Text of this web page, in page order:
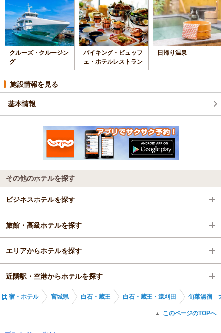
クルーズ・クルージン
グ
バイキング・ビュッフ
ェ・ホテルレストラン
日帰り温泉
施設情報を見る
基本情報
その他のホテルを探す
ビジネスホテルを探す
宮城県
白石・蔵王
白石・蔵王・遠刈田
大河原駅
旅館・高級ホテルを探す
宮城県
エリアからホテルを探す
宮城県
白石・蔵王
近隣駅・空港からホテルを探す
大河原駅
宿・ホテル 宮城県 白石・蔵王 白石・蔵王・遠刈田 旬菜湯宿
▲ このページのTOPへ